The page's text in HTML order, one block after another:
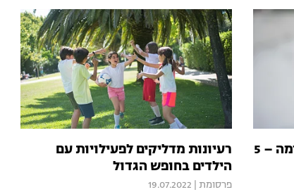
כך תבחרו בחברת ליסינג מתאימה – 5
רעיונות מדליקים לפעילויות עם
הילדים בחופש הגדול
פרסומת 19.07.2022